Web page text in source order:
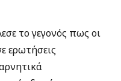
το γεγονός πως οι
ερωτήσεις